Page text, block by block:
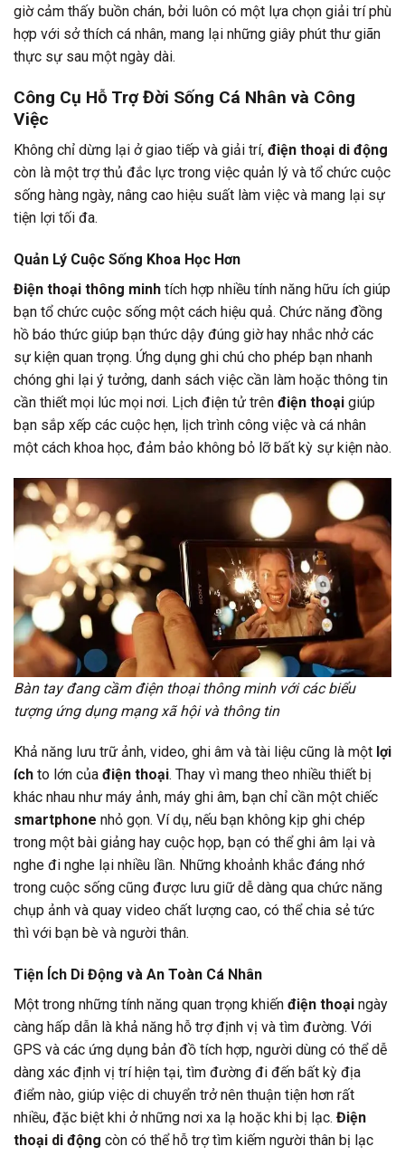
giờ cảm thấy buồn chán, bởi luôn có một lựa chọn giải trí phù
hợp với sở thích cá nhân, mang lại những giây phút thư giãn
thực sự sau một ngày dài.
Công Cụ Hỗ Trợ Đời Sống Cá Nhân và Công
Việc
Không chỉ dừng lại ở giao tiếp và giải trí, điện thoại di động
còn là một trợ thủ đắc lực trong việc quản lý và tổ chức cuộc
sống hàng ngày, nâng cao hiệu suất làm việc và mang lại sự
tiện lợi tối đa.
Quản Lý Cuộc Sống Khoa Học Hơn
Điện thoại thông minh tích hợp nhiều tính năng hữu ích giúp
bạn tổ chức cuộc sống một cách hiệu quả. Chức năng đồng
hồ báo thức giúp bạn thức dậy đúng giờ hay nhắc nhở các
sự kiện quan trọng. Ứng dụng ghi chú cho phép bạn nhanh
chóng ghi lại ý tưởng, danh sách việc cần làm hoặc thông tin
cần thiết mọi lúc mọi nơi. Lịch điện tử trên điện thoại giúp
bạn sắp xếp các cuộc hẹn, lịch trình công việc và cá nhân
một cách khoa học, đảm bảo không bỏ lỡ bất kỳ sự kiện nào.
Bàn tay đang cầm điện thoại thông minh với các biểu
tượng ứng dụng mạng xã hội và thông tin
Khả năng lưu trữ ảnh, video, ghi âm và tài liệu cũng là một lợi
ích to lớn của điện thoại. Thay vì mang theo nhiều thiết bị
khác nhau như máy ảnh, máy ghi âm, bạn chỉ cần một chiếc
smartphone nhỏ gọn. Ví dụ, nếu bạn không kịp ghi chép
trong một bài giảng hay cuộc họp, bạn có thể ghi âm lại và
nghe đi nghe lại nhiều lần. Những khoảnh khắc đáng nhớ
trong cuộc sống cũng được lưu giữ dễ dàng qua chức năng
chụp ảnh và quay video chất lượng cao, có thể chia sẻ tức
thì với bạn bè và người thân.
Tiện Ích Di Động và An Toàn Cá Nhân
Một trong những tính năng quan trọng khiến điện thoại ngày
càng hấp dẫn là khả năng hỗ trợ định vị và tìm đường. Với
GPS và các ứng dụng bản đồ tích hợp, người dùng có thể dễ
dàng xác định vị trí hiện tại, tìm đường đi đến bất kỳ địa
điểm nào, giúp việc di chuyển trở nên thuận tiện hơn rất
nhiều, đặc biệt khi ở những nơi xa lạ hoặc khi bị lạc. Điện
thoại di động còn có thể hỗ trợ tìm kiếm người thân bị lạc